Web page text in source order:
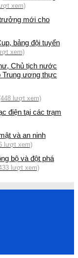
xem)
mới cho
bảng đội tuyển
xem)
Chủ tịch nước
Trung ương thực
lượt xem)
điện tại các trạm
và an ninh
lượt xem)
bộ và đột phá
lượt xem)